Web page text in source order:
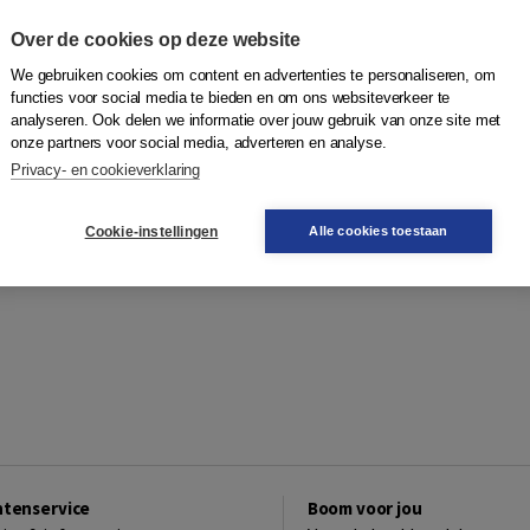
Boom voor jou
Over de cookies op deze website
We gebruiken cookies om content en advertenties te personaliseren, om
functies voor social media te bieden en om ons websiteverkeer te
analyseren. Ook delen we informatie over jouw gebruik van onze site met
onze partners voor social media, adverteren en analyse.
Privacy- en cookieverklaring
Cookie-instellingen Alle cookies toestaan